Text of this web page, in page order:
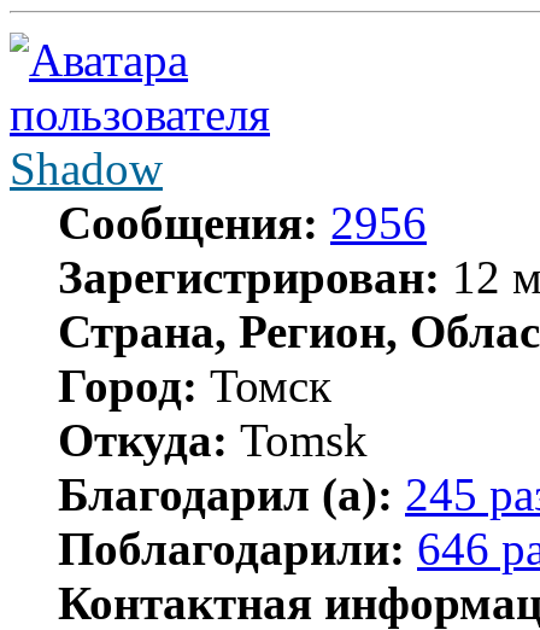
Shadow
Сообщения: 2956
Зарегистрирован: 12
Страна, Регион,
Город: Томск
Откуда: Tomsk
Благодарил (а): 245
Поблагодарили: 646
Контактная